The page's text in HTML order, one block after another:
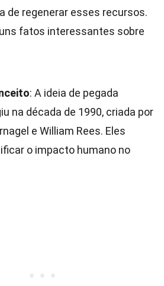
de regenerar esses recursos.
fatos interessantes sobre
: A ideia de pegada
na década de 1990, criada por
e William Rees. Eles
o impacto humano no